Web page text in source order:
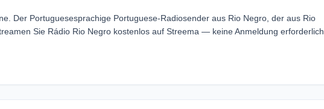
Der Portuguesesprachige Portuguese-Radiosender aus Rio Negro, der aus Rio
Sie Rádio Rio Negro kostenlos auf Streema — keine Anmeldung erforderlich.